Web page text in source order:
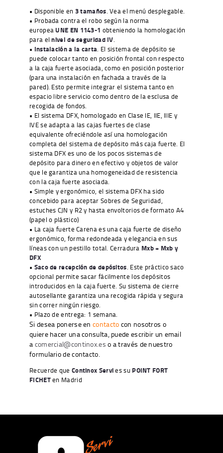
• Disponible en 3 tamaños. Vea el menú desplegable.
• Probada contra el robo según la norma
europeaUNE EN 1143-1 obteniendo la homologación
para elnivel de seguridad IV.
• Instalación a la carta. El sistema de depósito se
puede colocar tanto en posición frontal con respecto
a la caja fuerte asociada, como en posición posterior
(para una instalación en fachada a través de la
pared). Esto permite integrar el sistema tanto en
espacio libre servicio como dentro de la esclusa de
recogida de fondos.
• El sistema DFX, homologado en Clase IE, IIE, IIIE y
IVE se adapta a las cajas fuertes de clase
equivalente ofreciéndole así una homologación
completa del sistema de depósito más caja fuerte. El
sistema DFX es uno de los pocos sistemas de
depósito para dinero en efectivo y objetos de valor
que le garantiza una homogeneidad de resistencia
con la caja fuerte asociada.
• Simple y ergonómico, el sistema DFX ha sido
concebido para aceptar Sobres de Seguridad,
estuches CJN y R2 y hasta envoltorios de formato A4
(papel o plástico)
• La caja fuerte Carena es una caja fuerte de diseño
ergonómico, forma redondeada y elegancia en sus
líneas con un pestillo total. Cerradura Mxb + Mxb y
DFX
• Saco de recepción de depósitos. Este práctico saco
opcional permite sacar fácilmente los depósitos
introducidos en la caja fuerte. Su sistema de cierre
autosellante garantiza una recogida rápida y segura
sin correr ningún riesgo.
• Plazo de entrega: 1 semana.
Si desea ponerse encontacto con nosotros o
quiere hacer una consulta, puede escribir un email
a comercial@continox.es o a través de nuestro
formulario de contacto.
Recuerde que Continox Servies su POINT FORT
FICHETen Madrid